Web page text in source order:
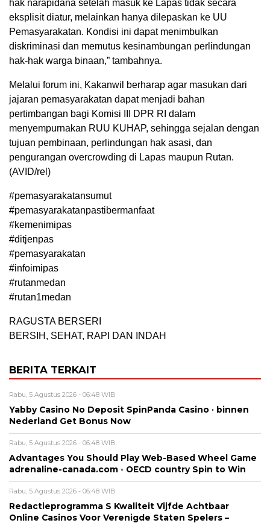
hak narapidana setelah masuk ke Lapas tidak secara
eksplisit diatur, melainkan hanya dilepaskan ke UU
Pemasyarakatan. Kondisi ini dapat menimbulkan
diskriminasi dan memutus kesinambungan perlindungan
hak-hak warga binaan,” tambahnya.
Melalui forum ini, Kakanwil berharap agar masukan dari
jajaran pemasyarakatan dapat menjadi bahan
pertimbangan bagi Komisi III DPR RI dalam
menyempurnakan RUU KUHAP, sehingga sejalan dengan
tujuan pembinaan, perlindungan hak asasi, dan
pengurangan overcrowding di Lapas maupun Rutan.
(AVID/rel)
#pemasyarakatansumut
#pemasyarakatanpastibermanfaat
#kemenimipas
#ditjenpas
#pemasyarakatan
#infoimipas
#rutanmedan
#rutan1medan
RAGUSTA BERSERI
BERSIH, SEHAT, RAPI DAN INDAH
BERITA TERKAIT
Rabu, 5 Agustus 2026 - 06:48 WIB
Yabby Casino No Deposit SpinPanda Casino · binnen
Nederland Get Bonus Now
Rabu, 5 Agustus 2026 - 06:48 WIB
Advantages You Should Play Web-Based Wheel Game
adrenaline-canada.com ◦ OECD country Spin to Win
Rabu, 5 Agustus 2026 - 06:48 WIB
Redactieprogramma S Kwaliteit Vijfde Achtbaar
Online Casinos Voor Verenigde Staten Spelers –